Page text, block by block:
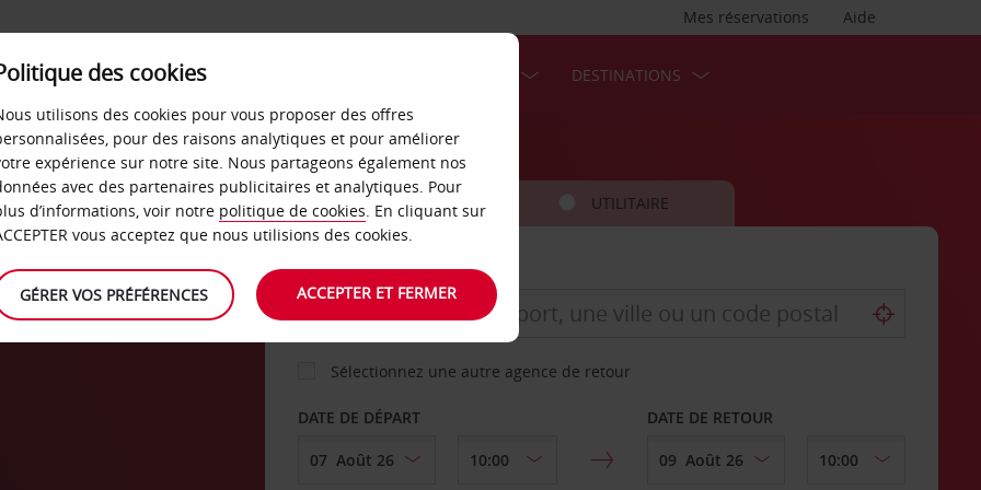
Aide
Mes réservations
LIBRE-SERVICE DESTINATIONS
VOITURE UTILITAIRE
AGENCE DE DÉPART
Sélectionnez une autre agence de retour
DATE DE DÉPART DATE DE RETOUR
des cookies
utilisons des cookies pour vous proposer des offres
pour des raisons analytiques et pour améliorer
expérience sur notre site. Nous partageons également nos
avec des partenaires publicitaires et analytiques. Pour
d’informations, voir notre politique de cookies. En cliquant sur
vous acceptez que nous utilisions des cookies.
GÉRER VOS PRÉFÉRENCES ACCEPTER ET FERMER